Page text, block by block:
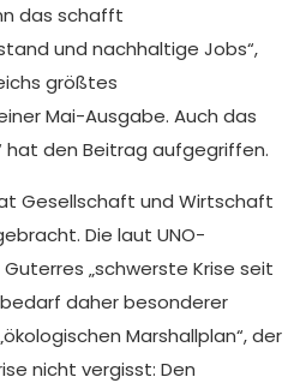
das schafft
und nachhaltige Jobs“,
größtes
Mai-Ausgabe. Auch das
hat den Beitrag aufgegriffen.
Gesellschaft und Wirtschaft
Die laut UNO-
„schwerste Krise seit
daher besonderer
Marshallplan“, der
nicht vergisst: Den